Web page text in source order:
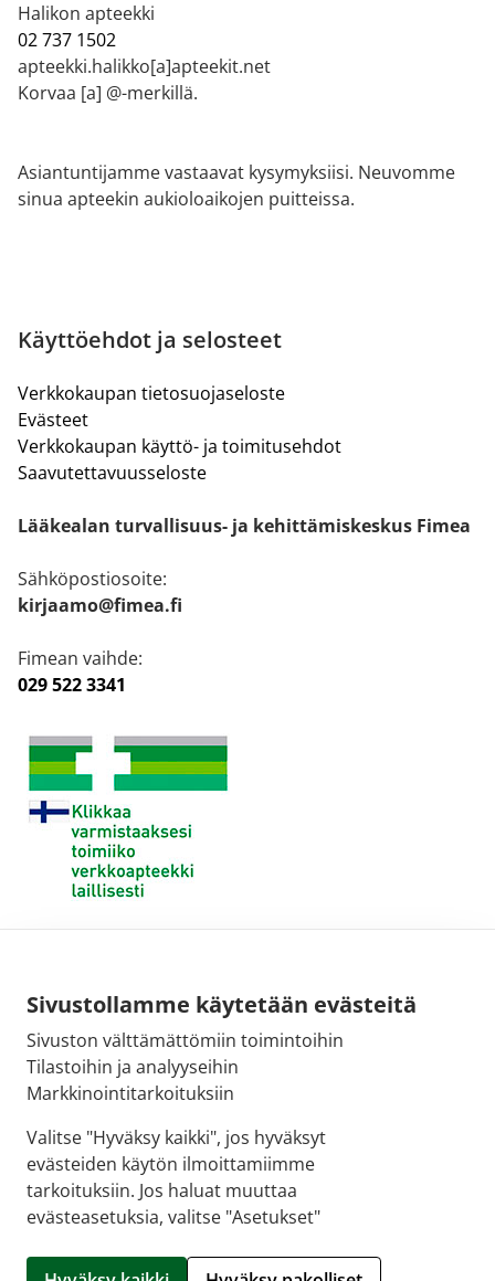
Sivustollamme käytetään evästeitä
Sivuston välttämättömiin toimintoihin
Tilastoihin ja analyyseihin
Markkinointitarkoituksiin
Valitse "Hyväksy kaikki", jos hyväksyt
evästeiden käytön ilmoittamiimme
tarkoituksiin. Jos haluat muuttaa
evästeasetuksia, valitse "Asetukset"
Halikon apteekki
02 737 1502
apteekki.halikko[a]apteekit.net
Korvaa [a] @-merkillä.
Asiantuntijamme vastaavat kysymyksiisi. Neuvomme
sinua apteekin aukioloaikojen puitteissa.
Käyttöehdot ja selosteet
Verkkokaupan tietosuojaseloste
Evästeet
Verkkokaupan käyttö- ja toimitusehdot
Saavutettavuusseloste
Lääkealan turvallisuus- ja kehittämiskeskus Fimea
Sähköpostiosoite:
kirjaamo@fimea.fi
Fimean vaihde:
029 522 3341